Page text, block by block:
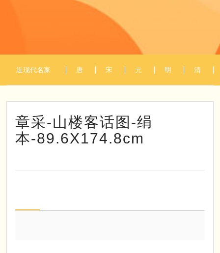
近现代名家
作品
唐
代
宋
代
元
代
明
代
清
代
章采-山楼客话图-绢
本-89.6X174.8cm